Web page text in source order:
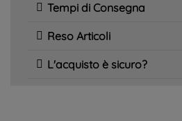
Tempi di Consegna
Reso Articoli
L'acquisto è sicuro?